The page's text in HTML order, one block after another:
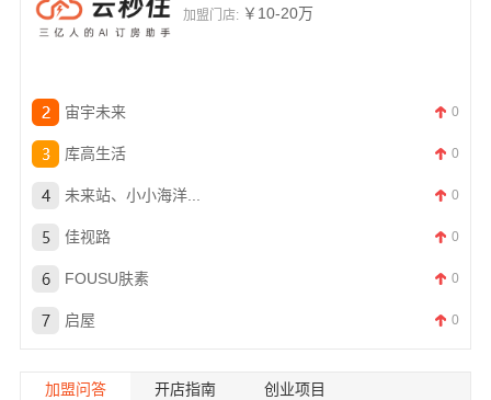
加盟门店: ￥10-20万
宙宇未来 0
库高生活 0
未来站、小小海洋... 0
佳视路 0
FOUSU肤素 0
启屋 0
加盟问答 开店指南 创业项目